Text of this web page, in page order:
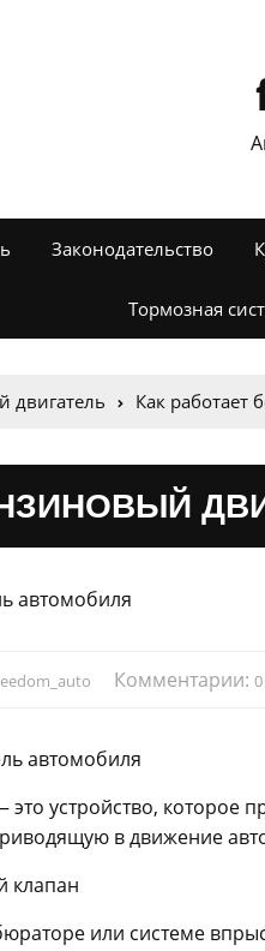
Законодательство
Тормозная
двигатель Как работает
Комментарии: 0
автомобиля
устройство, которое
в движение
клапан
или системе